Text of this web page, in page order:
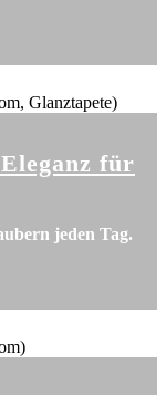
für
jeden Tag.